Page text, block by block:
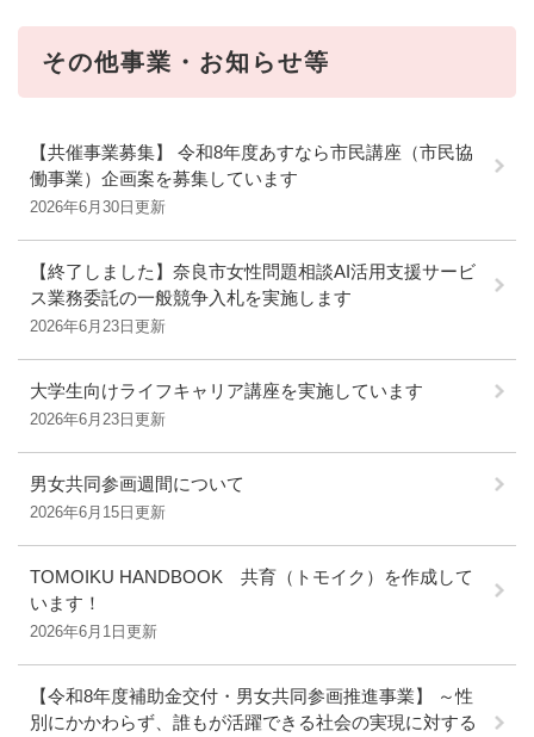
その他事業・お知らせ等
【共催事業募集】 令和8年度あすなら市民講座（市民協
働事業）企画案を募集しています
2026年6月30日更新
【終了しました】奈良市女性問題相談AI活用支援サービ
ス業務委託の一般競争入札を実施します
2026年6月23日更新
大学生向けライフキャリア講座を実施しています
2026年6月23日更新
男女共同参画週間について
2026年6月15日更新
TOMOIKU HANDBOOK 共育（トモイク）を作成して
います！
2026年6月1日更新
【令和8年度補助金交付・男女共同参画推進事業】 ～性
別にかかわらず、誰もが活躍できる社会の実現に対する